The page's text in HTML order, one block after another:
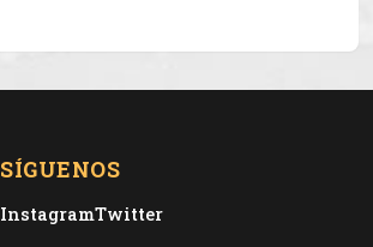
SÍGUENOS
InstagramTwitter